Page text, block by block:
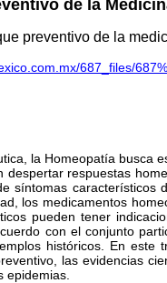
de la
preventivo de la
687_files/
la Homeopatía busca
despertar respuestas
síntomas
los medicamentos
pueden tener
con el conjunto
históricos. En
las evidencias
epidemias.